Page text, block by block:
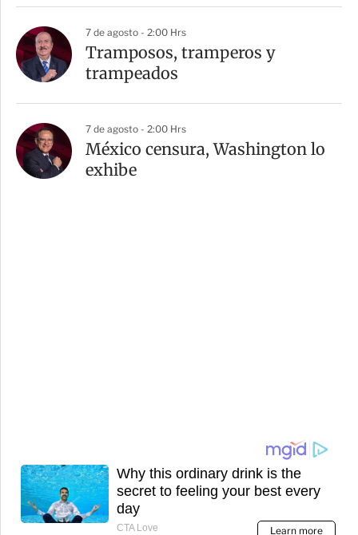
7 de agosto - 2:00 Hrs
Tramposos, tramperos y
trampeados
7 de agosto - 2:00 Hrs
México censura, Washington lo
exhibe